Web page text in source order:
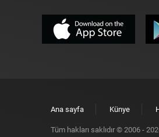
Ana sayfa Künye
Tüm hakları saklıdır © 2006 -